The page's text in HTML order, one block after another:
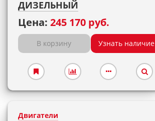
ДИЗЕЛЬНЫЙ
Цена: 245 170 руб.
В корзину Узнать наличие
Двигатели